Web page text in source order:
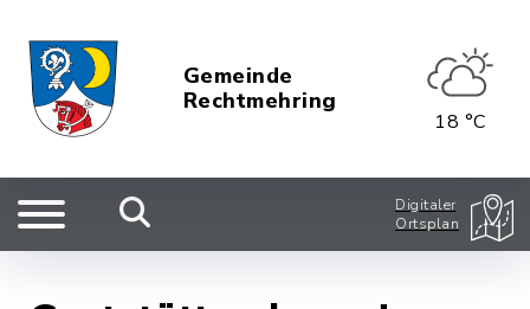
Gemeinde
Rechtmehring
18 °C
Digitaler
Ortsplan